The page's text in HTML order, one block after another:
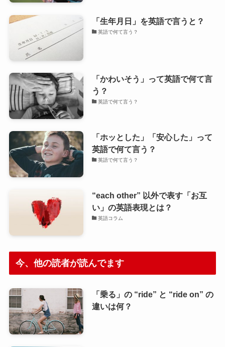
「生年月日」を英語で言うと？
英語で何て言う？
「かわいそう」って英語で何て言
う？
英語で何て言う？
「ホッとした」「安心した」って
英語で何て言う？
英語で何て言う？
“each other” 以外で表す「お互
い」の英語表現とは？
英語コラム
今、他の読者が読んでます
「乗る」の “ride” と “ride on” の
違いは何？